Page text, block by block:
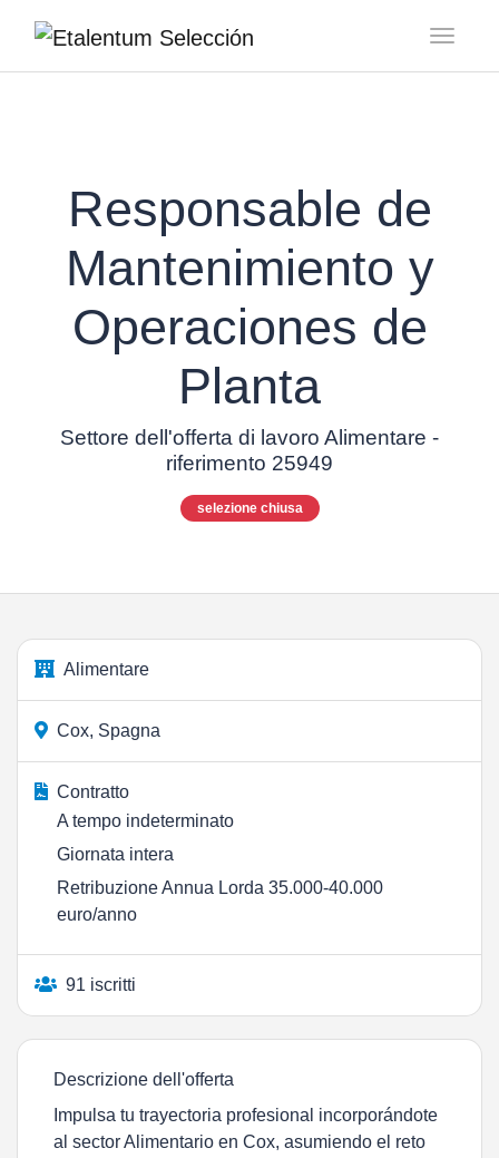
Responsable de
Mantenimiento y
Operaciones de
Planta
Settore dell'offerta di lavoro Alimentare -
riferimento 25949
selezione chiusa
Alimentare
Cox, Spagna
Contratto
A tempo indeterminato
Giornata intera
Retribuzione Annua Lorda 35.000-40.000
euro/anno
91 iscritti
Descrizione dell'offerta
Impulsa tu trayectoria profesional incorporándote
al sector Alimentario en Cox, asumiendo el reto